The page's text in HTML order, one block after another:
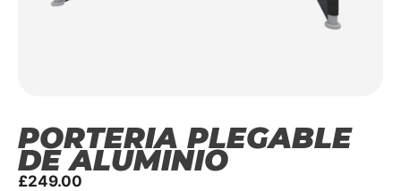
PORTERÍA PLEGABLE
DE ALUMINIO
£249.00